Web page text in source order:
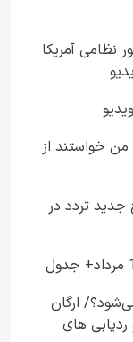
نظامی آمریکا
من خواستند از
جدید تردد در
ارگان
ردیابی های